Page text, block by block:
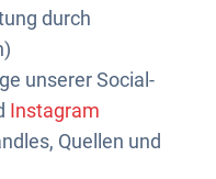
durch
unserer Social-
Instagram
Quellen und